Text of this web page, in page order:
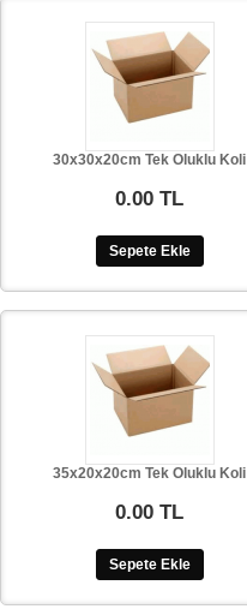
30x30x20cm Tek Oluklu Koli
0.00 TL
Sepete Ekle
35x20x20cm Tek Oluklu Koli
0.00 TL
Sepete Ekle